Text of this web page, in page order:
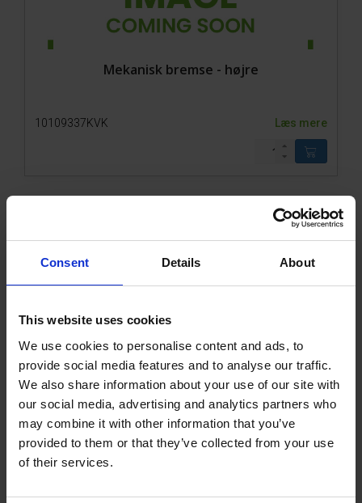
Consent Details About
This website uses cookies
We use cookies to personalise content and ads, to
provide social media features and to analyse our traffic.
We also share information about your use of our site with
our social media, advertising and analytics partners who
may combine it with other information that you’ve
provided to them or that they’ve collected from your use
of their services.
Mekanisk bremse - højre
10109337KVK Læs mere
Mekanisk bremse - Venstre
10109339KVK Læs mere